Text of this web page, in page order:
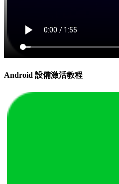
Android 設備激活教程